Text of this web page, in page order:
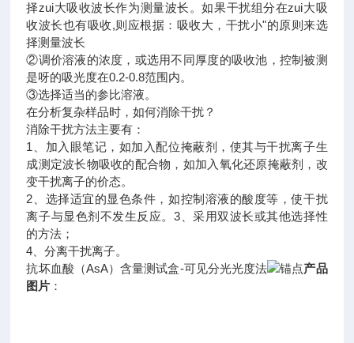
择zui大吸收波长作为测量波长。如果干扰组分在zui大吸
收波长也有吸收,则应根据：吸收大，干扰小"的原则来选
择测量波长
②调价溶液的浓度，或选用不同厚度的吸收池，控制被测
是呀的吸光度在0.2-0.8范围内。
③选择适当的参比溶液。
在分析复杂样品时，如何消除干扰？
消除干扰方法主要有：
1、加入眼笔记，如加入配位掩蔽剂，使其与干扰离子生
成测定波长物吸收的配合物，如加入氧化还原掩蔽剂，改
变干扰离子的价态。
2、选择适宜的显色条件，如控制溶液的酸度等，使干扰
离子与显色剂不发生反应。3、采用双波长或其他选择性
的方法；
4、分离干扰离子。
抗坏血酸（AsA）含量测试盒-可见分光光度法
产品
图片 ：